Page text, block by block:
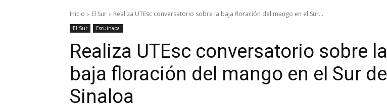
Inicio El Sur Realiza UTEsc conversatorio sobre la baja floración del mango en el Sur...
El Sur Escuinapa
Realiza UTEsc conversatorio sobre la
baja floración del mango en el Sur de
Sinaloa